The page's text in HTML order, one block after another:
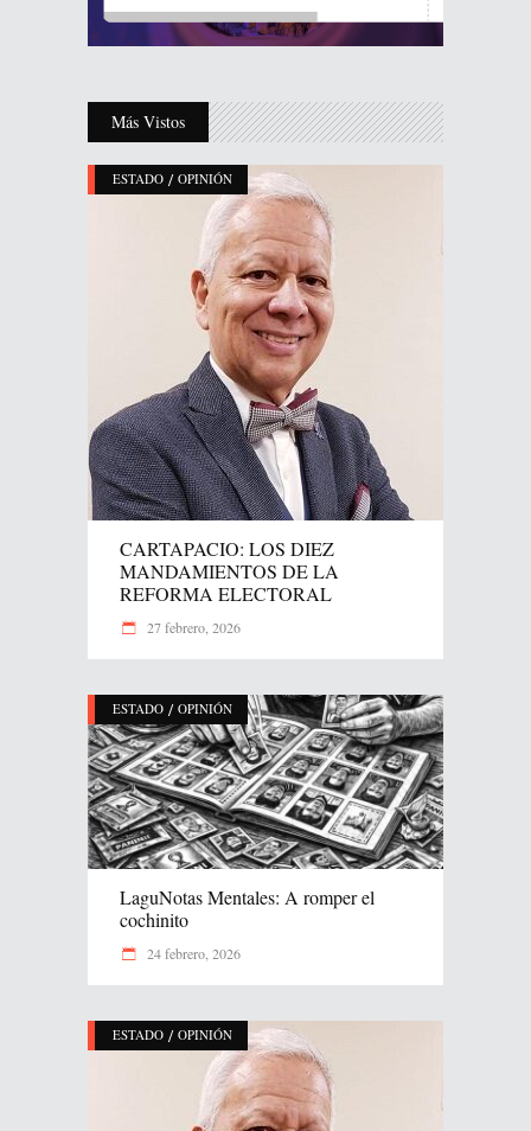
Más Vistos
ESTADO / OPINIÓN
CARTAPACIO: LOS DIEZ
MANDAMIENTOS DE LA
REFORMA ELECTORAL
27 febrero, 2026
ESTADO / OPINIÓN
LaguNotas Mentales: A romper el
cochinito
24 febrero, 2026
ESTADO / OPINIÓN